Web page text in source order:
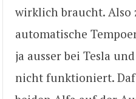
wirklich braucht. Also
automatische
ja ausser bei Tesla
nicht funktioniert.